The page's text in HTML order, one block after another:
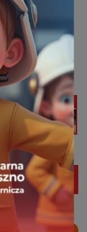
KFC na
autobusowej
i Brzezińskiej.